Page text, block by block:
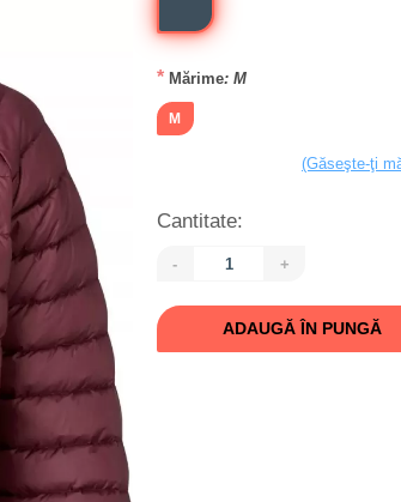
* Mărime: M
M
(Găseşte-ţi
Cantitate:
- +
ADAUGĂ ÎN PUNGĂ